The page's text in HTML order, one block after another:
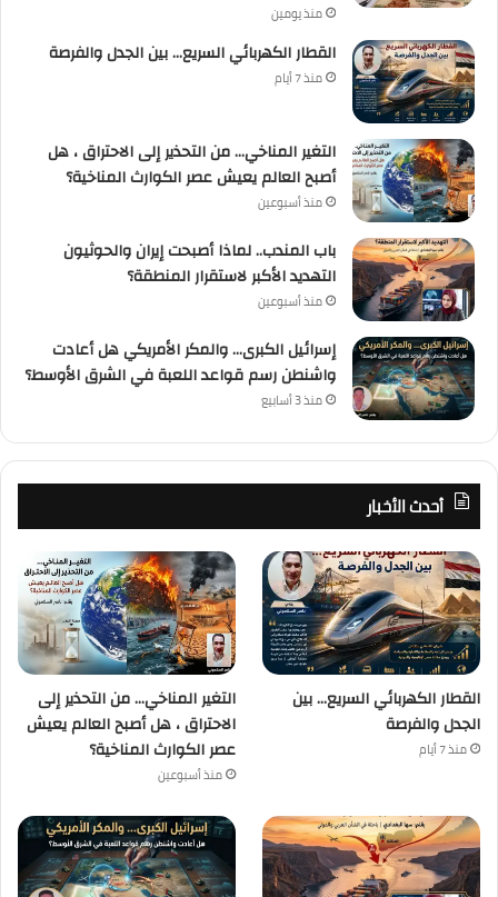
منذ يومين
القطار الكهربائي السريع… بين الجدل والفرصة
منذ 7 أيام
التغير المناخي… من التحذير إلى الاحتراق ، هل
أصبح العالم يعيش عصر الكوارث المناخية؟
منذ أسبوعين
باب المندب.. لماذا أصبحت إيران والحوثيون
التهديد الأكبر لاستقرار المنطقة؟
منذ أسبوعين
إسرائيل الكبرى… والمكر الأمريكي هل أعادت
واشنطن رسم قواعد اللعبة في الشرق الأوسط؟
منذ 3 أسابيع
أحدث الأخبار
القطار الكهربائي السريع… بين
الجدل والفرصة
منذ 7 أيام
التغير المناخي… من التحذير إلى
الاحتراق ، هل أصبح العالم يعيش
عصر الكوارث المناخية؟
منذ أسبوعين